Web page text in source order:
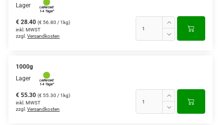
Lager
€ 28.40 (€ 56.80 / 1kg)
inkl. MWST
zzgl. Versandkosten
1000g
Lager
€ 55.30 (€ 55.30 / 1kg)
inkl. MWST
zzgl. Versandkosten